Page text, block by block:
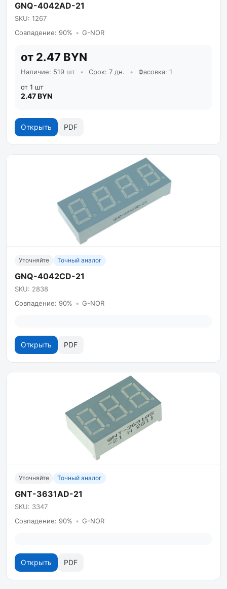
GNQ-4042AD-21
SKU: 1267
Совпадение: 90% • G-NOR
от 2.47 BYN
Наличие: 519 шт • Срок: 7 дн. •
Фасовка: 1
от 1 шт
2.47 BYN
Открыть PDF
Уточняйте Точный аналог
GNQ-4042CD-21
SKU: 2838
Совпадение: 90% • G-NOR
Открыть PDF
Уточняйте Точный аналог
GNT-3631AD-21
SKU: 3347
Совпадение: 90% • G-NOR
Открыть PDF